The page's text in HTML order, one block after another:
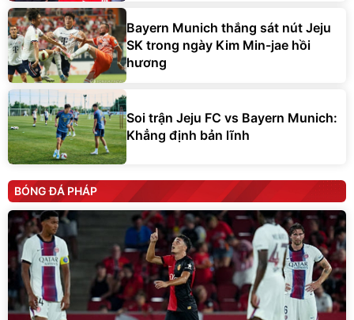
Bayern Munich thắng sát nút Jeju
SK trong ngày Kim Min-jae hồi
hương
Soi trận Jeju FC vs Bayern Munich:
Khẳng định bản lĩnh
BÓNG ĐÁ PHÁP